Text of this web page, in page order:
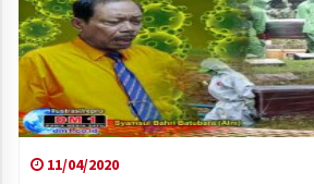
11/04/2020